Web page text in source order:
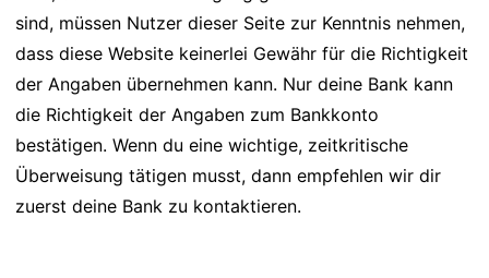
sind, müssen Nutzer dieser Seite zur Kenntnis nehmen,
dass diese Website keinerlei Gewähr für die Richtigkeit
der Angaben übernehmen kann. Nur deine Bank kann
die Richtigkeit der Angaben zum Bankkonto
bestätigen. Wenn du eine wichtige, zeitkritische
Überweisung tätigen musst, dann empfehlen wir dir
zuerst deine Bank zu kontaktieren.